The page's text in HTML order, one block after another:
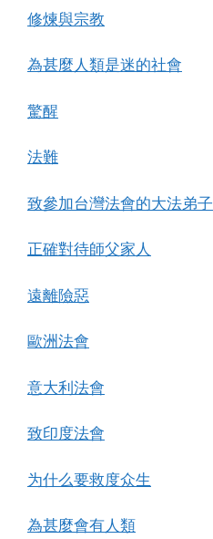
修煉與宗教
為甚麼人類是迷的社會
驚醒
法難
致參加台灣法會的大法弟子
正確對待師父家人
遠離險惡
歐洲法會
意大利法會
致印度法會
为什么要救度众生
為甚麼會有人類